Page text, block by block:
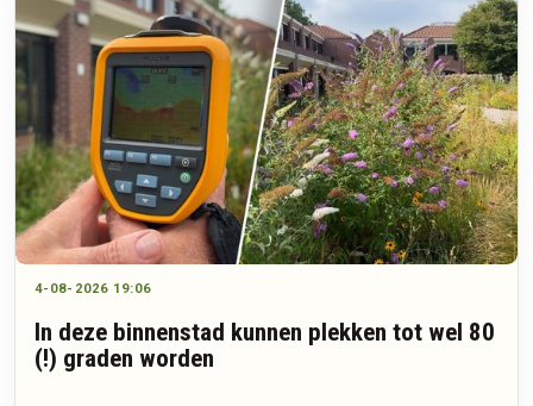
4-08-2026 19:06
In deze binnenstad kunnen plekken tot wel 80
(!) graden worden